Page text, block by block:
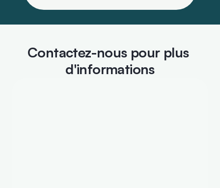
Contactez-nous pour plus
d'informations